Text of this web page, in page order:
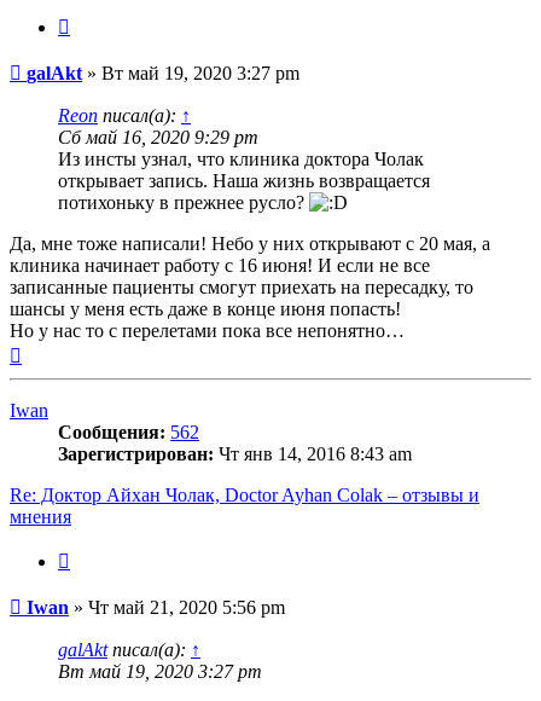
Сообщение
galAkt » Вт май 19, 2020 3:27 pm
Reon писал(а): ↑
Сб май 16, 2020 9:29 pm
Из инсты узнал, что клиника доктора Чолак
открывает запись. Наша жизнь возвращается
потихоньку в прежнее русло?
Да, мне тоже написали! Небо у них открывают с 20 мая, а
клиника начинает работу с 16 июня! И если не все
записанные пациенты смогут приехать на пересадку, то
шансы у меня есть даже в конце июня попасть!
Но у нас то с перелетами пока все непонятно…
Iwan
Сообщения: 562
Зарегистрирован: Чт янв 14, 2016 8:43 am
Re: Доктор Айхан Чолак, Doctor Ayhan Colak – отзывы и
мнения
Сообщение
Iwan » Чт май 21, 2020 5:56 pm
galAktписал(а): ↑
Вт май 19, 2020 3:27 pm